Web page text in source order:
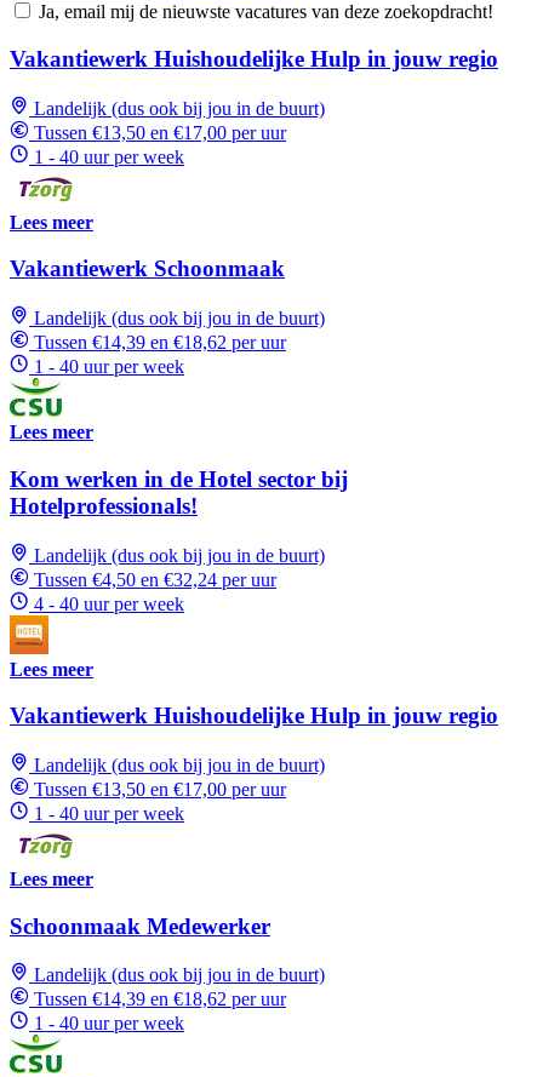
Ja, email mij de nieuwste vacatures van deze zoekopdracht!
Vakantiewerk Huishoudelijke Hulp in jouw regio
Landelijk (dus ook bij jou in de buurt)
Tussen €13,50 en €17,00 per uur
1 - 40 uur per week
Lees meer
Vakantiewerk Schoonmaak
Landelijk (dus ook bij jou in de buurt)
Tussen €14,39 en €18,62 per uur
1 - 40 uur per week
Lees meer
Kom werken in de Hotel sector bij
Hotelprofessionals!
Landelijk (dus ook bij jou in de buurt)
Tussen €4,50 en €32,24 per uur
4 - 40 uur per week
Lees meer
Vakantiewerk Huishoudelijke Hulp in jouw regio
Landelijk (dus ook bij jou in de buurt)
Tussen €13,50 en €17,00 per uur
1 - 40 uur per week
Lees meer
Schoonmaak Medewerker
Landelijk (dus ook bij jou in de buurt)
Tussen €14,39 en €18,62 per uur
1 - 40 uur per week